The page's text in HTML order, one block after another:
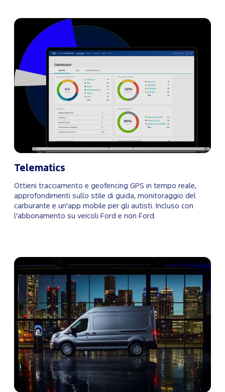
Telematics
Ottieni tracciamento e geofencing GPS in tempo reale,
approfondimenti sullo stile di guida, monitoraggio del
carburante e un'app mobile per gli autisti. Incluso con
l'abbonamento su veicoli Ford e non Ford.